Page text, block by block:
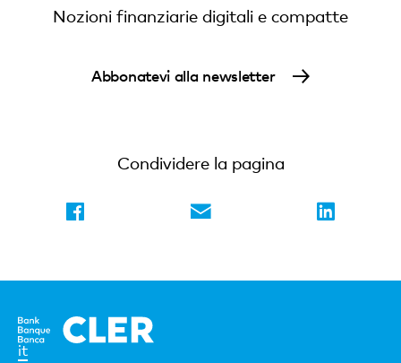
Nozioni finanziarie digitali e compatte
Abbonatevi alla newsletter
Condividere la pagina
itElemento